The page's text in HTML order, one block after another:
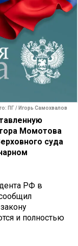
ПГ / Игорь Самохвалов
Момотова
суда
РФ в
и полностью